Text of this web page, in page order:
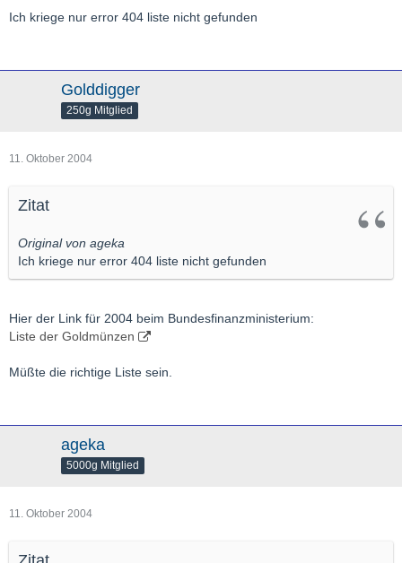
http://www.goldseiten.de/content/muenzen/erklaerungen.php
P.S.: wenn Du den genauen Text des §25c UStG möchtest, sag
Bescheid. Es heißt "...die Lieferung, Einfuhr und der i.g. Erwerb
Ich kriege nur error 404 liste nicht gefunden
Golddigger
250g Mitglied
11. Oktober 2004
Zitat
Original von ageka
Ich kriege nur error 404 liste nicht gefunden
Hier der Link für 2004 beim Bundesfinanzministerium:
Liste der Goldmünzen
Müßte die richtige Liste sein.
ageka
5000g Mitglied
11. Oktober 2004